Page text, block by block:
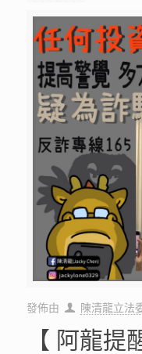
發佈由 陳清龍立法
【 阿龍提